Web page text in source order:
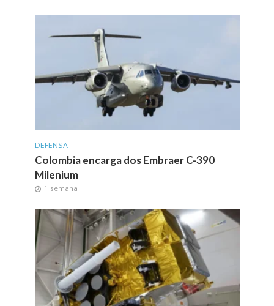
DEFENSA
Colombia encarga dos Embraer C-390
Milenium
1 semana